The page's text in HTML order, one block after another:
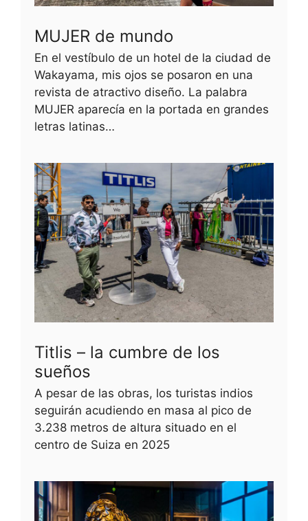
MUJER de mundo
En el vestíbulo de un hotel de la ciudad de
Wakayama, mis ojos se posaron en una
revista de atractivo diseño. La palabra
MUJER aparecía en la portada en grandes
letras latinas…
Titlis – la cumbre de los
sueños
A pesar de las obras, los turistas indios
seguirán acudiendo en masa al pico de
3.238 metros de altura situado en el
centro de Suiza en 2025